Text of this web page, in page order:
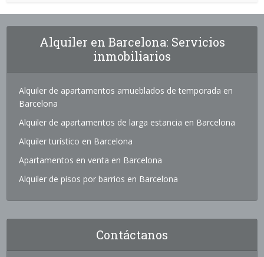
Alquiler en Barcelona: Servicios
inmobiliarios
Alquiler de apartamentos amueblados de temporada en
Barcelona
Alquiler de apartamentos de larga estancia en Barcelona
Alquiler turístico en Barcelona
Apartamentos en venta en Barcelona
Alquiler de pisos por barrios en Barcelona
Contáctanos